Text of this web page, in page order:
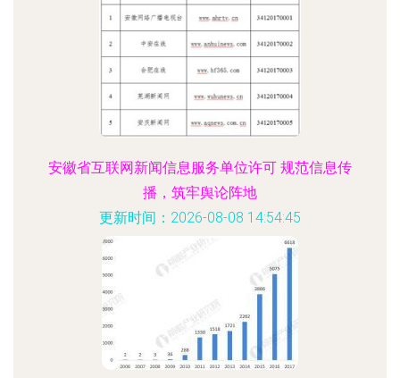
安徽省互联网新闻信息服务单位许可 规范信息传
播，筑牢舆论阵地
更新时间：2026-08-08 14:54:45